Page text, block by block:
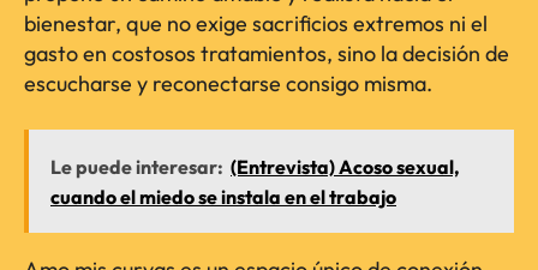
bienestar, que no exige sacrificios extremos ni el
gasto en costosos tratamientos, sino la decisión de
escucharse y reconectarse consigo misma.
Le puede interesar: (Entrevista) Acoso sexual,
cuando el miedo se instala en el trabajo